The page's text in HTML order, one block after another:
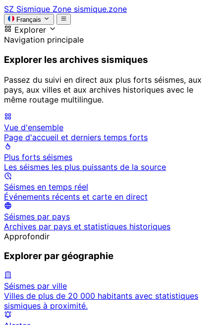
SZ Sismique Zone sismique.zone
Français
Explorer
Navigation principale
Explorer les archives sismiques
Passez du suivi en direct aux plus forts séismes, aux
pays, aux villes et aux archives historiques avec le
même routage multilingue.
Vue d'ensemble
Page d'accueil et derniers temps forts
Plus forts séismes
Les séismes les plus puissants de la source
Séismes en temps réel
Événements récents et carte en direct
Séismes par pays
Archives par pays et statistiques historiques
Approfondir
Explorer par géographie
Séismes par ville
Villes de plus de 20 000 habitants avec statistiques
sismiques à proximité.